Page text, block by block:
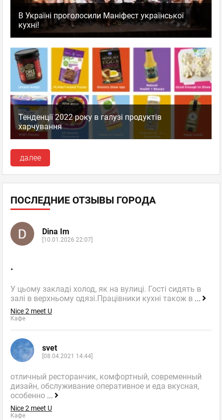
В Україні проголосили Маніфест української
кухні!
Тенденції 2022 року в галузі продуктів
харчування
далее
ПОСЛЕДНИЕ ОТЗЫВЫ ГОРОДА
Dina Im
[10.01.2026 22:07]
.
У цьому закладі холод, як на вулиці. Гості сидять в
залі в верхньому одязі.Працівники кухні також в ...
Nice 2 meet U
Кафе
svet
[08.04.2021 14:44]
отличный ресторанчик, комфортный, современный
дизайн, обслуживание оперативное и еда вкусная,
особенно ...
Nice 2 meet U
Кафе